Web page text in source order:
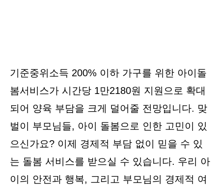
기준중위소득 200% 이하 가구를 위한 아이돌
봄서비스가 시간당 1만2180원 지원으로 확대
되어 양육 부담을 크게 덜어줄 전망입니다. 맞
벌이 부모님들, 아이 돌봄으로 인한 고민이 있
으신가요? 이제 경제적 부담 없이 믿을 수 있
는 돌봄 서비스를 받으실 수 있습니다. 우리 아
이의 안전과 행복, 그리고 부모님의 경제적 여